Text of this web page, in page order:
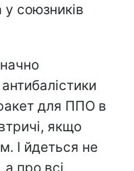
у союзників
ракет для ППО в
якщо
І йдеться не
а про всі